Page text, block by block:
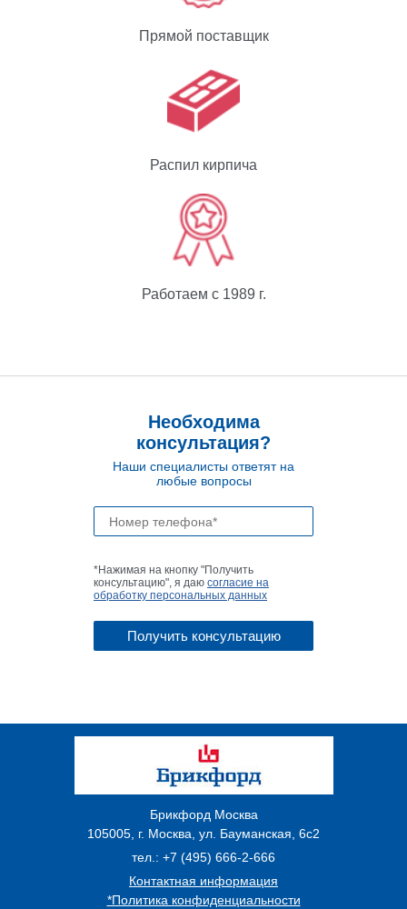
Прямой поставщик
Распил кирпича
Работаем с 1989 г.
Необходима
консультация?
Наши специалисты ответят на
любые вопросы
*Нажимая на кнопку "Получить
консультацию", я даю согласие на
обработку персональных данных
Брикфорд Москва
105005 г. Москва ул. Бауманская, 6с2
тел.: +7 (495) 666-2-666
Контактная информация
*Политика конфиденциальности